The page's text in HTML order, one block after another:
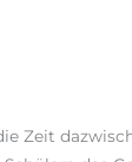
Zeit